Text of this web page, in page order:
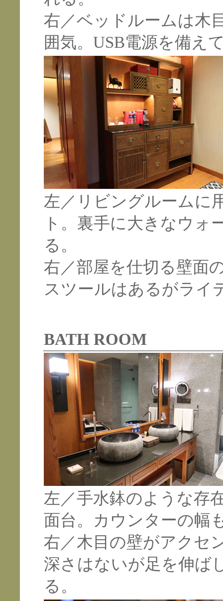
右／ベッドルームは木
囲気。USB電源を備え
左／リビングルームに
ト。裏手に大きなウォ
る。
右／部屋を仕切る壁面
スツールはあるがライ
BATH ROOM
左／手水鉢のような存
面台。カウンターの幅
右／木目の壁がアクセ
深さはないが足を伸ば
る。